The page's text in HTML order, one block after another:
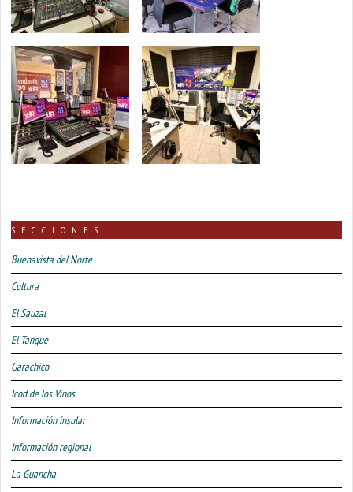
SECCIONES
Buenavista del Norte
Cultura
El Sauzal
El Tanque
Garachico
Icod de los Vinos
Información insular
Información regional
La Guancha